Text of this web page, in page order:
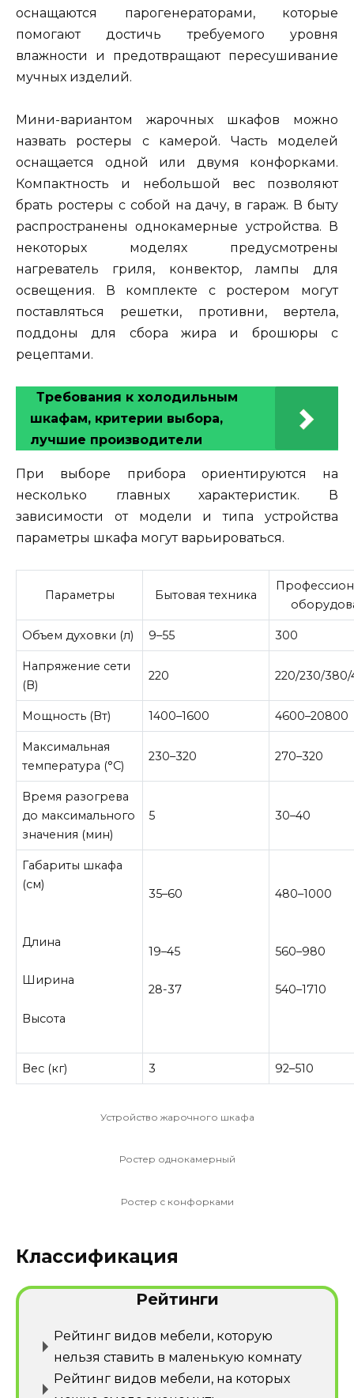
оснащаются парогенераторами, которые
помогают достичь требуемого уровня
влажности и предотвращают пересушивание
мучных изделий.
Мини-вариантом жарочных шкафов можно
назвать ростеры с камерой. Часть моделей
оснащается одной или двумя конфорками.
Компактность и небольшой вес позволяют
брать ростеры с собой на дачу, в гараж. В быту
распространены однокамерные устройства. В
некоторых моделях предусмотрены
нагреватель гриля, конвектор, лампы для
освещения. В комплекте с ростером могут
поставляться решетки, противни, вертела,
поддоны для сбора жира и брошюры с
рецептами.
Требования к холодильным
шкафам, критерии выбора,
лучшие производители
При выборе прибора ориентируются на
несколько главных характеристик. В
зависимости от модели и типа устройства
параметры шкафа могут варьироваться.
Параметры Бытовая техника
Объем духовки (л) 9–55 300
Напряжение сети
(В)
220 220/230/
Мощность (Вт) 1400–1600 4600–20800
Максимальная
температура (°C)
230–320 270–320
Время разогрева
до максимального
значения (мин)
5 30–40
Габариты шкафа
(см)
Длина
Ширина
Высота
35–60
19–45
28-37
480–1000
560–980
540–1710
Вес (кг) 3 92–510
Устройство жарочного шкафа
Ростер однокамерный
Ростер с конфорками
Классификация
Рейтинги
Рейтинг видов мебели, которую
нельзя ставить в маленькую комнату
Рейтинг видов мебели, на которых